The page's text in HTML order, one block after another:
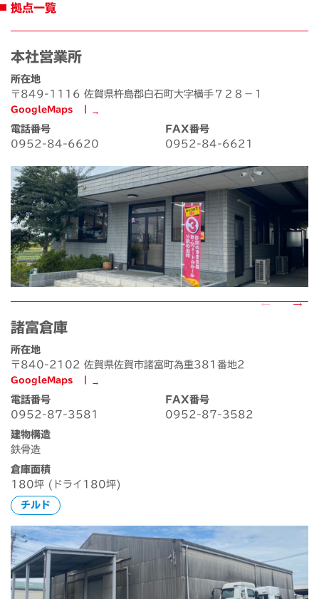
拠点一覧
本社営業所
所在地
〒849-1116 佐賀県杵島郡白石町大字横手７２８－１
GoogleMaps ┃
電話番号
0952-84-6620
FAX番号
0952-84-6621
諸富倉庫
所在地
〒840-2102 佐賀県佐賀市諸富町為重381番地2
GoogleMaps ┃
電話番号
0952-87-3581
FAX番号
0952-87-3582
建物構造
鉄骨造
倉庫面積
180坪 (ドライ180坪)
チルド